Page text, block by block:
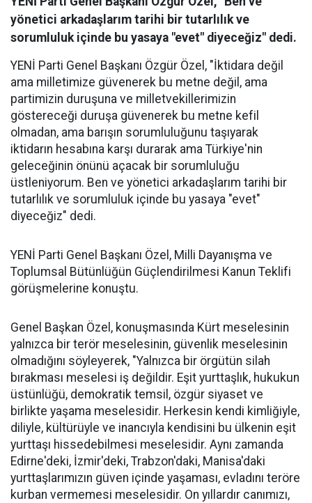
yönetici arkadaşlarım tarihi bir tutarlılık ve
sorumluluk içinde bu yasaya "evet" diyeceğiz" dedi.
YENİ Parti Genel Başkanı Özgür Özel, "İktidara değil
ama milletimize güvenerek bu metne değil, ama
partimizin duruşuna ve milletvekillerimizin
göstereceği duruşa güvenerek bu metne kefil
olmadan, ama barışın sorumluluğunu taşıyarak
iktidarın hesabına karşı durarak ama Türkiye'nin
geleceğinin önünü açacak bir sorumluluğu
üstleniyorum. Ben ve yönetici arkadaşlarım tarihi bir
tutarlılık ve sorumluluk içinde bu yasaya "evet"
diyeceğiz" dedi.
YENİ Parti Genel Başkanı Özel, Milli Dayanışma ve
Toplumsal Bütünlüğün Güçlendirilmesi Kanun Teklifi
görüşmelerine konuştu.
Genel Başkan Özel, konuşmasında Kürt meselesinin
yalnızca bir terör meselesinin, güvenlik meselesinin
olmadığını söyleyerek, "Yalnızca bir örgütün silah
bırakması meselesi iş değildir. Eşit yurttaşlık, hukukun
üstünlüğü, demokratik temsil, özgür siyaset ve
birlikte yaşama meselesidir. Herkesin kendi kimliğiyle,
diliyle, kültürüyle ve inancıyla kendisini bu ülkenin eşit
yurttaşı hissedebilmesi meselesidir. Aynı zamanda
Edirne'deki, İzmir'deki, Trabzon'daki, Manisa'daki
yurttaşlarımızın güven içinde yaşaması, evladını teröre
kurban vermemesi meselesidir. On yıllardır canımızı,